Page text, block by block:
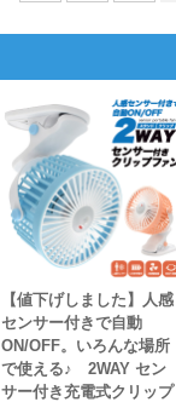
【値下げしました】人感
センサー付きで自動
ON/OFF。いろんな場所
で使える♪ 2WAY セン
サー付き充電式クリップ